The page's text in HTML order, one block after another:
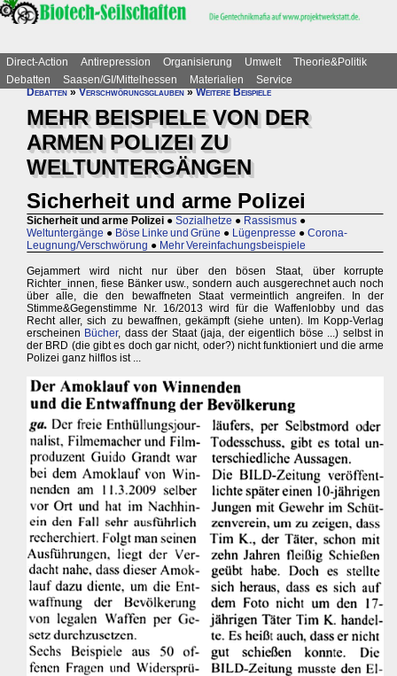
Direct-Action Antirepression Organisierung Umwelt
Theorie&Politik
Debatten
Saasen/GI/Mittelhessen Materialien
Service
Debatten»Verschwörungsglauben»Weitere Beispiele
MEHR BEISPIELE VON DER
ARMEN POLIZEI ZU
WELTUNTERGÄNGEN
Sicherheit und arme Polizei
Sicherheit und arme Polizei ● Sozialhetze ● Rassismus ●
Weltuntergänge ● Böse Linke und Grüne ● Lügenpresse ● Corona-
Leugnung/Verschwörung ● Mehr Vereinfachungsbeispiele
Gejammert wird nicht nur über den bösen Staat, über korrupte
Richter_innen, fiese Bänker usw., sondern auch ausgerechnet auch noch
über alle, die den bewaffneten Staat vermeintlich angreifen. In der
Stimme&Gegenstimme Nr. 16/2013 wird für die Waffenlobby und das
Recht aller, sich zu bewaffnen, gekämpft (siehe unten). Im Kopp-Verlag
erscheinen Bücher, dass der Staat (jaja, der eigentlich böse ...) selbst in
der BRD (die gibt es doch gar nicht, oder?) nicht funktioniert und die arme
Polizei ganz hilflos ist ...